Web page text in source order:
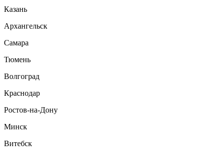
Казань
Архангельск
Самара
Тюмень
Волгоград
Краснодар
Ростов-на-Дону
Минск
Витебск